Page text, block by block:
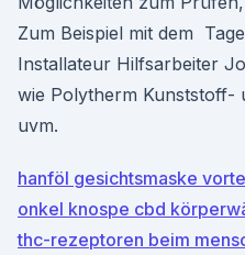
Zum Beispiel mit dem
Installateur Hilfsarbeiter
wie Polytherm Kunststoff-
uvm.
hanföl gesichtsmaske
onkel knospe cbd
thc-rezeptoren beim